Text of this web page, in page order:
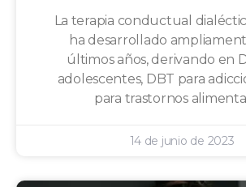
La terapia conductual
ha desarrollado
últimos años, derivando en
adolescentes, DBT para
para trastornos
14 de junio de 2023